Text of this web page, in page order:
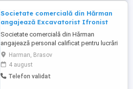
Societate comercială din Hărman
angajează Excavatorist Ifronist
Societate comercială din Hărman
angajează personal calificat pentru lucrări
de infrastructură apa si canal. Post
disponibil: - Excavatorist Ifronist - cu
experiență dovedită Locație șantiere:
județul Brașov și zonele limitrofe. Oferim: -
Harman, Brasov
4 august
Telefon validat